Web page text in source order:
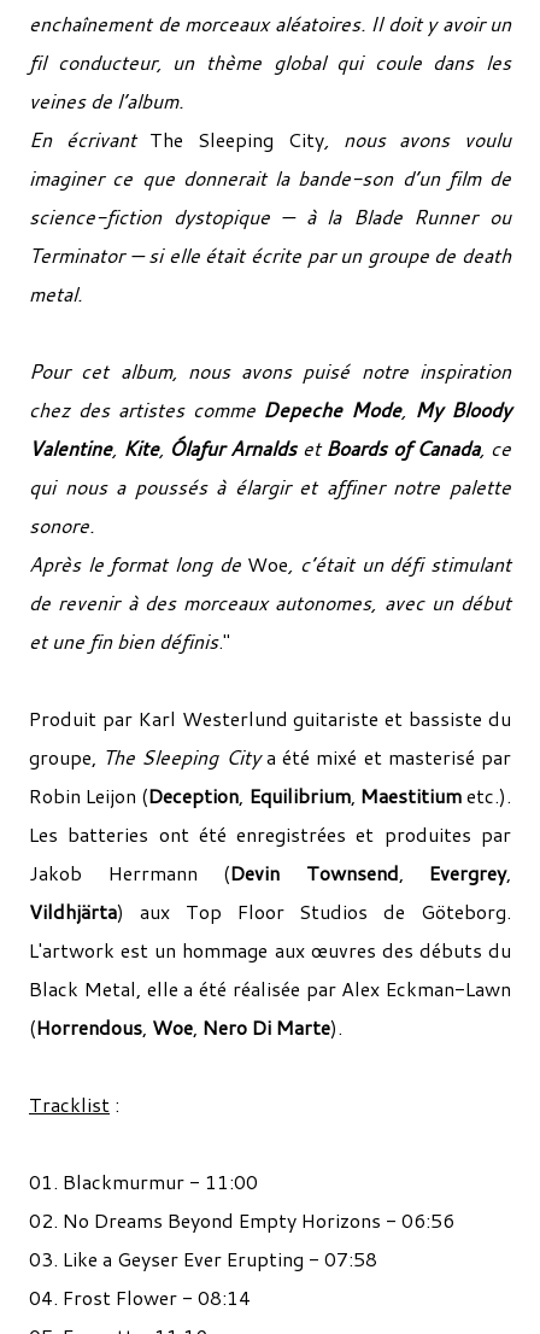
enchaînement de morceaux aléatoires. Il doit y avoir un
fil conducteur, un thème global qui coule dans les
veines de l’album.
En écrivant The Sleeping City, nous avons voulu
imaginer ce que donnerait la bande-son d’un film de
science-fiction dystopique — à la Blade Runner ou
Terminator — si elle était écrite par un groupe de death
metal.
Pour cet album, nous avons puisé notre inspiration
chez des artistes comme Depeche Mode, My Bloody
Valentine, Kite, Ólafur Arnalds etBoards of Canada, ce
qui nous a poussés à élargir et affiner notre palette
sonore.
Après le format long de Woe, c’était un défi stimulant
de revenir à des morceaux autonomes, avec un début
et une fin bien définis."
Produit par Karl Westerlund guitariste et bassiste du
groupe, The Sleeping Citya été mixé et masterisé par
Robin Leijon (Deception, Equilibrium, Maestitiumetc.).
Les batteries ont été enregistrées et produites par
Jakob Herrmann (Devin Townsend, Evergrey,
Vildhjärta) aux Top Floor Studios de Göteborg.
L'artwork est un hommage aux œuvres des débuts du
Black Metal, elle a été réalisée par Alex Eckman-Lawn
(Horrendous, Woe, Nero Di Marte).
Tracklist :
01. Blackmurmur - 11:00
02. No Dreams Beyond Empty Horizons - 06:56
03. Like a Geyser Ever Erupting - 07:58
04. Frost Flower - 08:14